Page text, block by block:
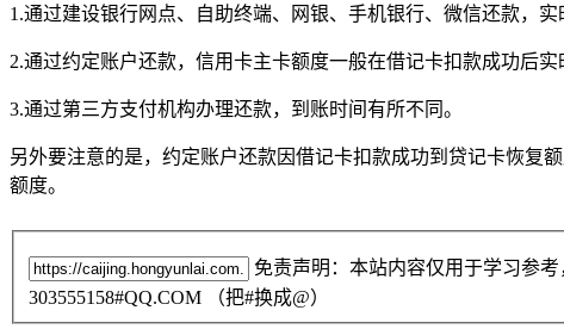
1.通过建设银行网点、自助终端、网银、手机银行、微信还款，
2.通过约定账户还款，信用卡主卡额度一般在借记卡扣款成功后实
3.通过第三方支付机构办理还款，到账时间有所不同。
另外要注意的是，约定账户还款因借记卡扣款成功到贷记卡恢复
额度。
免责声明：本站内容仅用于学习参
303555158#QQ.COM （把#换成@）